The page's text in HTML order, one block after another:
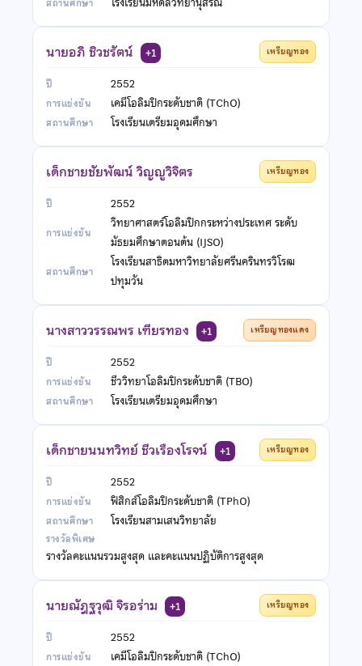
นายอภิ ชิวชรัตน์ +1
2552
เคมีโอลิมปิกระดับชาติ (TChO)
เหรียญทอง
โรงเรียนเตรียมอุดมศึกษา
เด็กชายชัยพัฒน์ วิญญูวิจิตร
2552
วิทยาศาสตร์โอลิมปิกกระหว่างประเทศ ระดับ
มัธยมศึกษาตอนต้น (IJSO)
เหรียญทอง
โรงเรียนสาธิตมหาวิทยาลัยศรีนครินทรวิโรฒ
ปทุมวัน
นางสาววรรณพร เฑียรทอง +1
2552
ชีววิทยาโอลิมปิกระดับชาติ (TBO)
เหรียญทองแดง
โรงเรียนเตรียมอุดมศึกษา
เด็กชายนนทวิทย์ ชีวเรืองโรจน์ +1
2552
ฟิสิกส์โอลิมปิกระดับชาติ (TPhO)
เหรียญทอง
โรงเรียนสามเสนวิทยาลัย
รางวัลคะแนนรวมสูงสุด และคะแนนปฏิบัติการสูงสุด
นายณัฎฐวุฒิ จิรอร่าม +1
2552
เคมีโอลิมปิกระดับชาติ (TChO)
เหรียญทอง